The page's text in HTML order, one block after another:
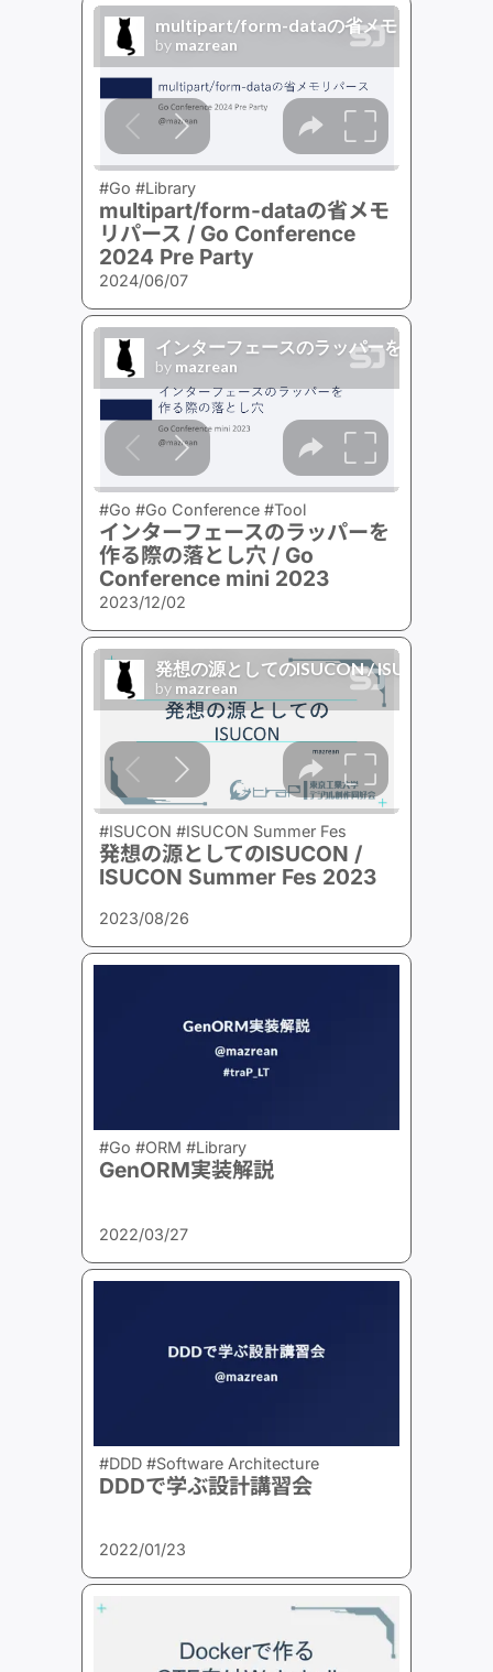
#Go #Library
multipart/form-dataの省メモ
リパース / Go Conference
2024 Pre Party
2024/06/07
#Go #Go Conference #Tool
インターフェースのラッパーを
作る際の落とし穴 / Go
Conference mini 2023
2023/12/02
#ISUCON #ISUCON Summer Fes
発想の源としてのISUCON /
ISUCON Summer Fes 2023
2023/08/26
#Go #ORM #Library
GenORM実装解説
2022/03/27
#DDD #Software Architecture
DDDで学ぶ設計講習会
2022/01/23